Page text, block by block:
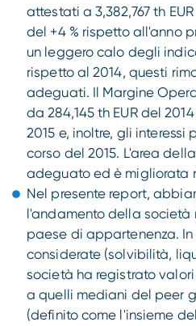
attestati a 3,382,767 th
del +4 % rispetto all'anno
un leggero calo degli
rispetto al 2014, questi
adeguati. Il Margine
da 284,145 th EUR del 2014
2015 e, inoltre, gli interessi
corso del 2015. L'area
adeguato ed è migliorata
Nel presente report,
l'andamento della società
paese di appartenenza.
considerate (solvibilità,
società ha registrato
a quelli mediani del peer
(definito come l'insieme